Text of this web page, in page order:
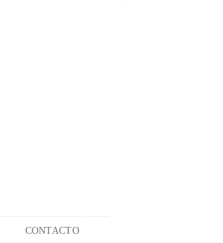
CONTACTO